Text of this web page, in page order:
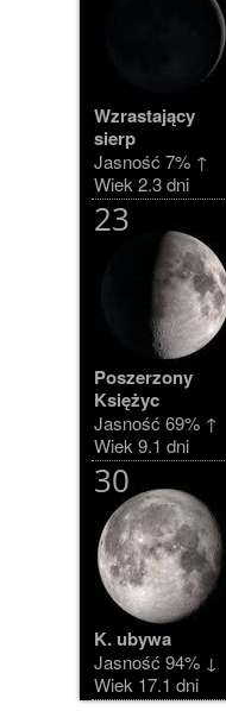
Wzrastający
sierp
Jasność 7% ↑
Wiek 2.3 dni
23
Poszerzony
Księżyc
Jasność 69% ↑
Wiek 9.1 dni
30
K. ubywa
Jasność 94% ↓
Wiek 17.1 dni